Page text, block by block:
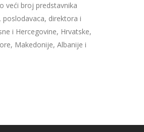
veći broj predstavnika
poslodavaca, direktora i
i Hercegovine, Hrvatske,
Makedonije, Albanije i